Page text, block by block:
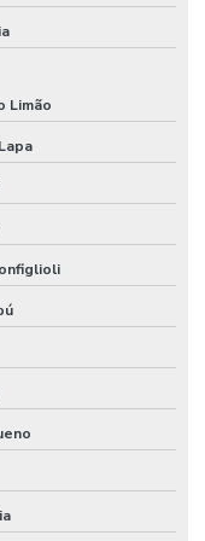
acesso
Limão